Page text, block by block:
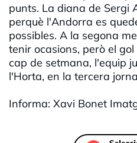
punts. La diana de Sergi
perquè l'Andorra es
possibles. A la segona
tenir ocasions, però el
cap de setmana, l'equip
l'Horta, en la tercera
Informa: Xavi Bonet